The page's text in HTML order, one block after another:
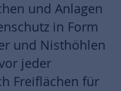
und Anlagen
in Form
und Nisthöhlen
jeder
Freiflächen für